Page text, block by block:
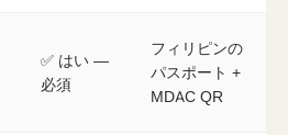
✅ はい —
必須
フィリピンの
パスポート +
MDAC QR